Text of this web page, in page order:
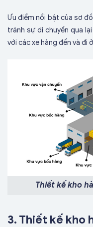
Ưu điểm nổi bật của sơ
tránh sự di chuyển qua
với các xe hàng đến và đi
Thiết kế kho
3. Thiết kế kho